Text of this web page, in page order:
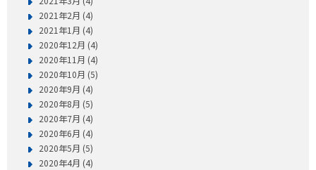
2021年2月 (4)
2021年1月 (4)
2020年12月 (4)
2020年11月 (4)
2020年10月 (5)
2020年9月 (4)
2020年8月 (5)
2020年7月 (4)
2020年6月 (4)
2020年5月 (5)
2020年4月 (4)